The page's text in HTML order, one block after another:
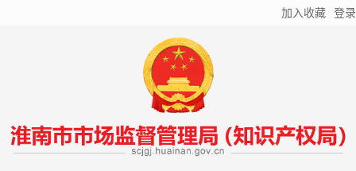
加入收藏 登录